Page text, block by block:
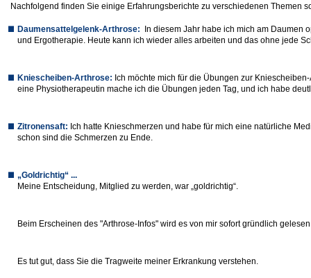
Nachfolgend finden Sie einige Erfahrungsberichte zu verschiedenen Themen
Daumensattelgelenk-Arthrose:
In diesem Jahr habe ich mich am Daumen
und Ergotherapie. Heute kann ich wieder alles arbeiten und das ohne jede
Kniescheiben-Arthrose: Ich möchte mich für die Übungen zur
eine Physiotherapeutin mache ich die Übungen jeden Tag, und ich habe
Zitronensaft: Ich hatte Knieschmerzen und habe für mich eine natürliche
schon sind die Schmerzen zu Ende.
„Goldrichtig“ ...
Meine Entscheidung, Mitglied zu werden, war „goldrichtig“.
Beim Erscheinen des "Arthrose-Infos" wird es von mir sofort gründlich
Es tut gut, dass Sie die Tragweite meiner Erkrankung verstehen.